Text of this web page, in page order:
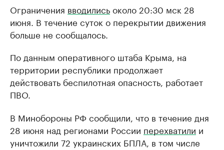
Ограничения вводилисьоколо 20:30 мск 28
июня. В течение суток о перекрытии движения
больше не сообщалось.
По данным оперативного штаба Крыма, на
территории республики продолжает
действовать беспилотная опасность, работает
ПВО.
В Минобороны РФ сообщили, что в течение дня
28 июня над регионами России перехватили и
уничтожили 72 украинских БПЛА, в том числе